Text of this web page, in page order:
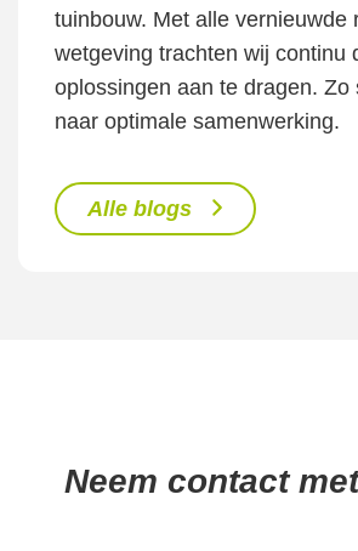
tuinbouw. Met alle vernieuwde
wetgeving trachten wij continu
oplossingen aan te dragen. Zo
naar optimale samenwerking.
Alle blogs
Neem contact